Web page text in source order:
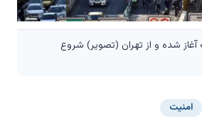
آغاز شده و از تهران (تصویر) شروع
امنیت